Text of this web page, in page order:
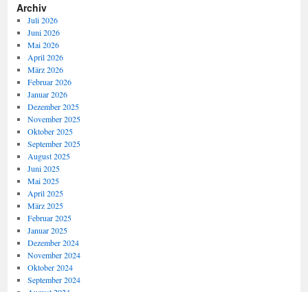
Archiv
Juli 2026
Juni 2026
Mai 2026
April 2026
März 2026
Februar 2026
Januar 2026
Dezember 2025
November 2025
Oktober 2025
September 2025
August 2025
Juni 2025
Mai 2025
April 2025
März 2025
Februar 2025
Januar 2025
Dezember 2024
November 2024
Oktober 2024
September 2024